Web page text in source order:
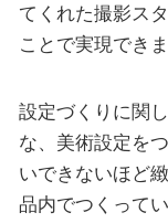
てくれた撮影ス
ことで実現できま
設定づくりに関
な、美術設定を
いできないほど
品内でつくって